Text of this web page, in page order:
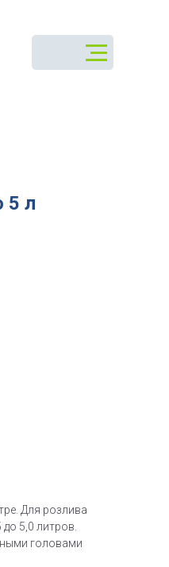
5 л
Для розлива
5,0 литров.
головами